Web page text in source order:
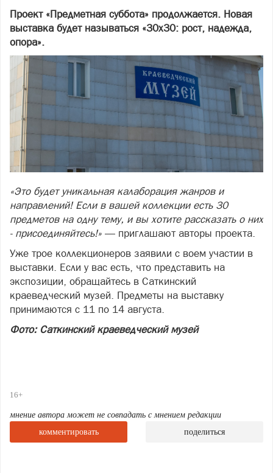
Проект «Предметная суббота» продолжается. Новая
выставка будет называться «30х30: рост, надежда,
опора».
«Это будет уникальная калаборация жанров и
направлений! Если в вашей коллекции есть 30
предметов на одну тему, и вы хотите рассказать о них
- присоединяйтесь!» — приглашают авторы проекта.
Уже трое коллекционеров заявили с воем участии в
выставки. Если у вас есть, что представить на
экспозиции, обращайтесь в Саткинский
краеведческий музей. Предметы на выставку
принимаются с 11 по 14 августа.
Фото: Саткинский краеведческий музей
16+
мнение автора может не совпадать с мнением редакции
комментировать
поделиться